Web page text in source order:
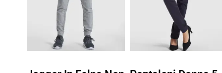
15,13 €
a
21,62 €
16,53 €
a
23,62 €